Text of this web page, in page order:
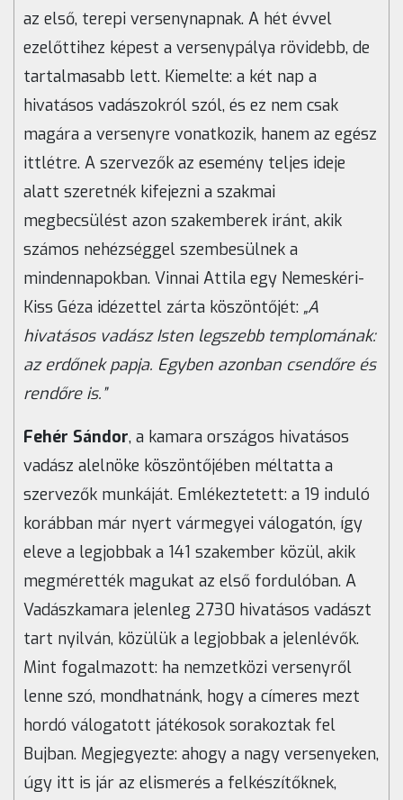
az első, terepi versenynapnak. A hét évvel
ezelőttihez képest a versenypálya rövidebb, de
tartalmasabb lett. Kiemelte: a két nap a
hivatásos vadászokról szól, és ez nem csak
magára a versenyre vonatkozik, hanem az egész
ittlétre. A szervezők az esemény teljes ideje
alatt szeretnék kifejezni a szakmai
megbecsülést azon szakemberek iránt, akik
számos nehézséggel szembesülnek a
mindennapokban. Vinnai Attila egy Nemeskéri-
Kiss Géza idézettel zárta köszöntőjét: „A
hivatásos vadász Isten legszebb templomának:
az erdőnek papja. Egyben azonban csendőre és
rendőre is.”
Fehér Sándor, a kamara országos hivatásos
vadász alelnöke köszöntőjében méltatta a
szervezők munkáját. Emlékeztetett: a 19 induló
korábban már nyert vármegyei válogatón, így
eleve a legjobbak a 141 szakember közül, akik
megmérették magukat az első fordulóban. A
Vadászkamara jelenleg 2730 hivatásos vadászt
tart nyilván, közülük a legjobbak a jelenlévők.
Mint fogalmazott: ha nemzetközi versenyről
lenne szó, mondhatnánk, hogy a címeres mezt
hordó válogatott játékosok sorakoztak fel
Bujban. Megjegyezte: ahogy a nagy versenyeken,
úgy itt is jár az elismerés a felkészítőknek,